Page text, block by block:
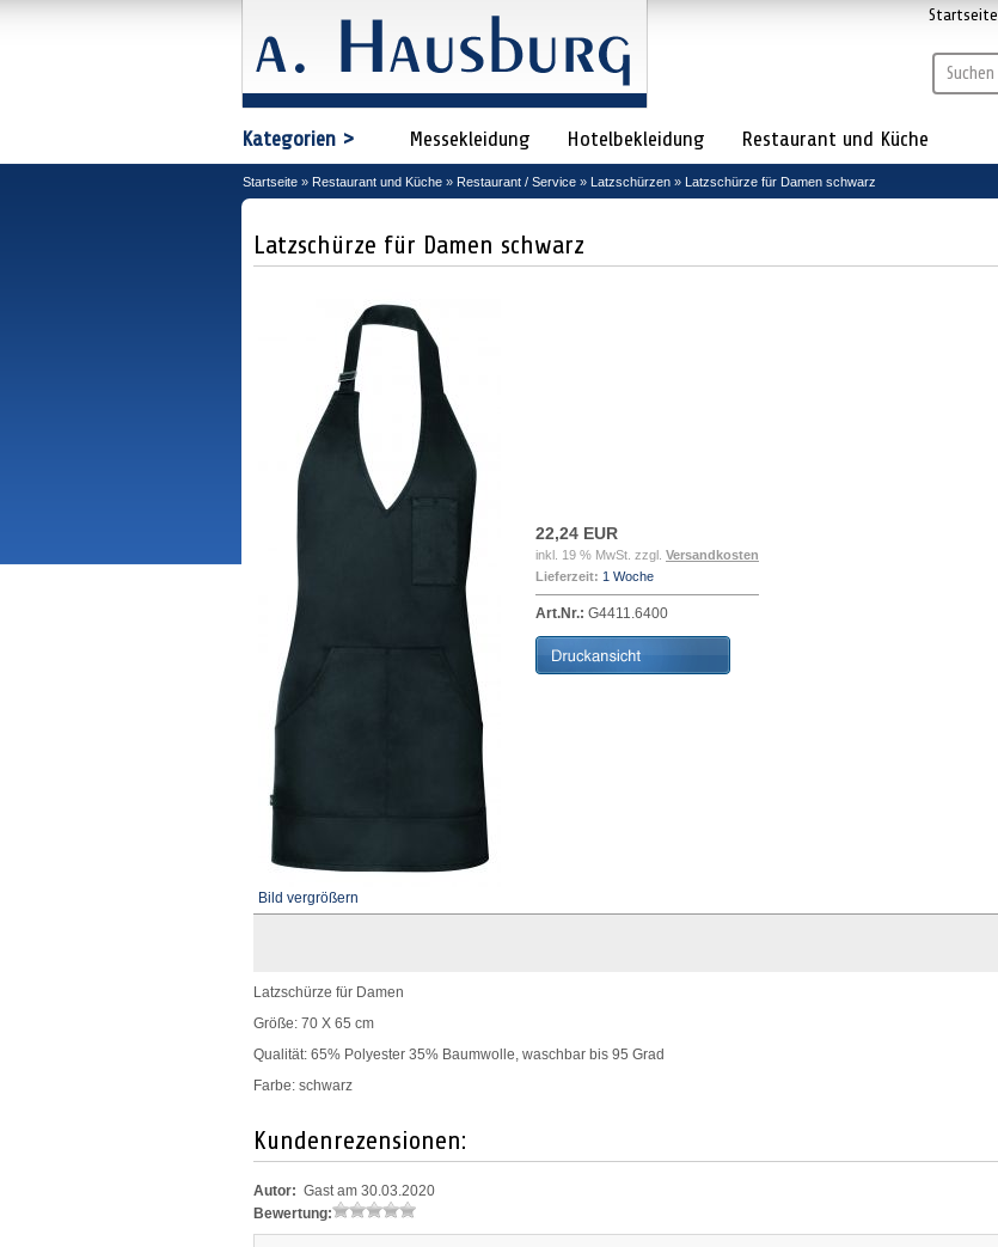
Startseite
Kategorien > Messekleidung Hotelbekleidung Restaurant und Küche
Startseite » Restaurant und Küche » Restaurant / Service » Latzschürzen » Latzschürze für Damen schwarz
Latzschürze für Damen schwarz
Bild vergrößern
22,24 EUR
inkl. 19 % MwSt. zzgl. Versandkosten
Lieferzeit: 1 Woche
Art.Nr.: G4411.6400
Latzschürze für Damen
Größe: 70 X 65 cm
Qualität: 65% Polyester 35% Baumwolle, waschbar bis 95 Grad
Farbe: schwarz
Kundenrezensionen:
Autor: Gast am 30.03.2020
Bewertung: